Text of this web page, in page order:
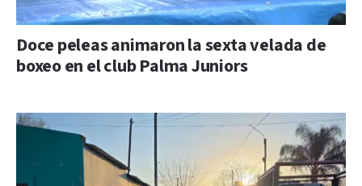
Doce peleas animaron la sexta velada de
boxeo en el club Palma Juniors